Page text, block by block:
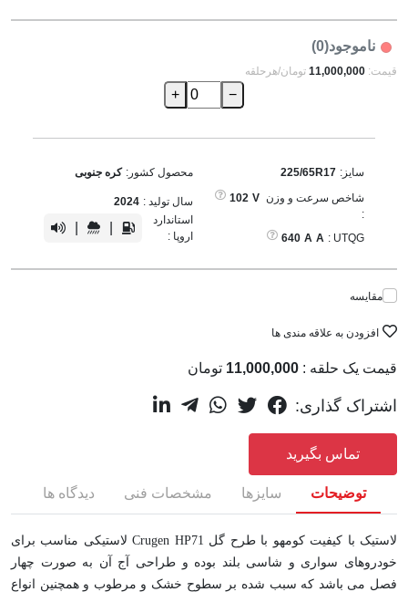
ناموجود(0)
قیمت: 11,000,000 تومان/هرحلقه
−
+
سایز: 225/65R17
شاخص سرعت و وزن
:
V
102
UTQG :
A
A
640
محصول کشور: کره جنوبی
سال تولید : 2024
استاندارد
اروپا :
مقایسه
افزودن به علاقه مندی ها
قیمت یک حلقه : 11,000,000 تومان
اشتراک گذاری:
تماس بگیرید
توضیحات سایزها مشخصات فنی دیدگاه ها
لاستیک با کیفیت کومهو با طرح گل Crugen HP71 لاستیکی مناسب برای
خودروهای سواری و شاسی بلند بوده و طراحی آج آن به صورت چهار
فصل می باشد که سبب شده بر سطوح خشک و مرطوب و همچنین انواع